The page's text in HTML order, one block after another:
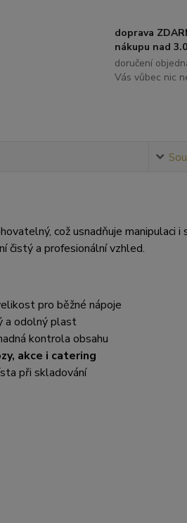
doprava
nákupu nad
doručení
Vás vůbec nic
což usnadňuje manipulaci
čistý a profesionální vzhled.
pro běžné nápoje
a odolný plast
kontrola obsahu
akce i catering
při skladování